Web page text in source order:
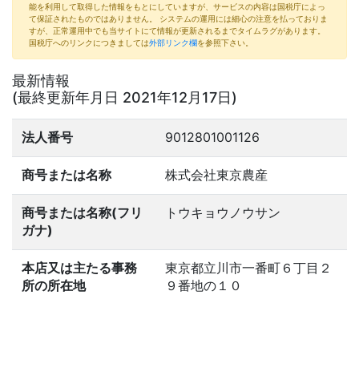
能を利用して取得した情報をもとにしていますが、サービスの内容は国税庁によっ
て保証されたものではありません。 システムの運用には細心の注意を払っておりま
すが、正常運用中でも当サイトにて情報が更新されるまでタイムラグがあります。
国税庁へのリンクにつきましては外部リンク欄を参照下さい。
最新情報
(最終更新年月日 2021年12月17日)
法人番号 9012801001126
商号または名称 株式会社東京農産
商号または名称(フリ
ガナ)
トウキョウノウサン
本店又は主たる事務
所の所在地
東京都立川市一番町６丁目２
９番地の１０